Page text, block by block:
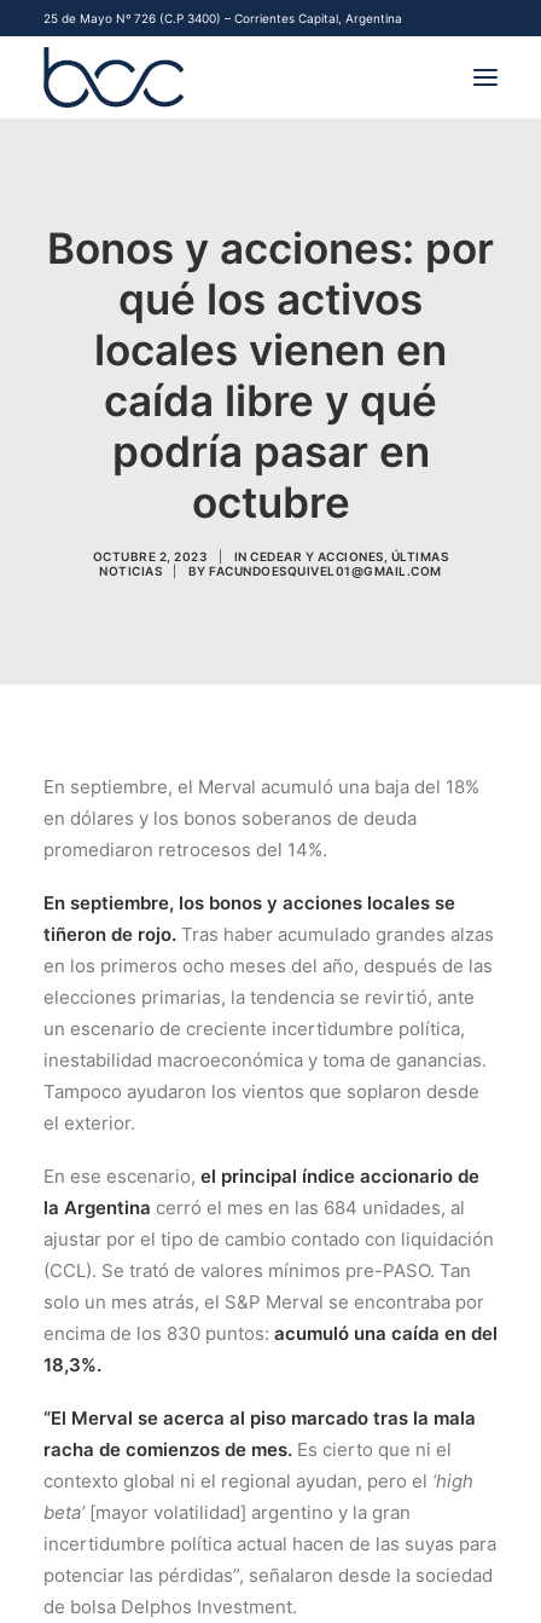
25 de Mayo Nº 726 (C.P 3400) – Corrientes Capital, Argentina
FINANCIAMIENTO PYME
CONTACTO
COMENZAR A OPERAR
Bonos y acciones: por
qué los activos
locales vienen en
caída libre y qué
podría pasar en
octubre
OCTUBRE 2, 2023 INCEDEAR Y ACCIONES ÚLTIMAS
NOTICIAS
BYFACUNDOESQUIVEL01@GMAIL.COM
En septiembre, el Merval acumuló una baja del 18%
en dólares y los bonos soberanos de deuda
promediaron retrocesos del 14%.
En septiembre, los bonos y acciones locales se
tiñeron de rojo. Tras haber acumulado grandes alzas
en los primeros ocho meses del año, después de las
elecciones primarias, la tendencia se revirtió, ante
un escenario de creciente incertidumbre política,
inestabilidad macroeconómica y toma de ganancias.
Tampoco ayudaron los vientos que soplaron desde
el exterior.
En ese escenario, el principal índice accionario de
la Argentina cerró el mes en las 684 unidades, al
ajustar por el tipo de cambio contado con liquidación
(CCL). Se trató de valores mínimos pre-PASO. Tan
solo un mes atrás, el S&P Merval se encontraba por
encima de los 830 puntos: acumuló una caída en del
18,3%.
“El Merval se acerca al piso marcado tras la mala
racha de comienzos de mes. Es cierto que ni el
contexto global ni el regional ayudan, pero el ‘high
beta’[mayor volatilidad] argentino y la gran
incertidumbre política actual hacen de las suyas para
potenciar las pérdidas”, señalaron desde la sociedad
de bolsa Delphos Investment.